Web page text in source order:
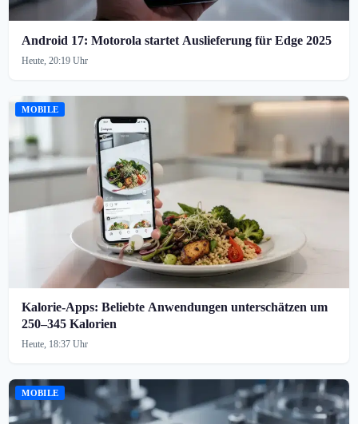
Android 17: Motorola startet Auslieferung für Edge 2025
Heute, 20:19 Uhr
MOBILE
Kalorie-Apps: Beliebte Anwendungen unterschätzen um
250–345 Kalorien
Heute, 18:37 Uhr
MOBILE